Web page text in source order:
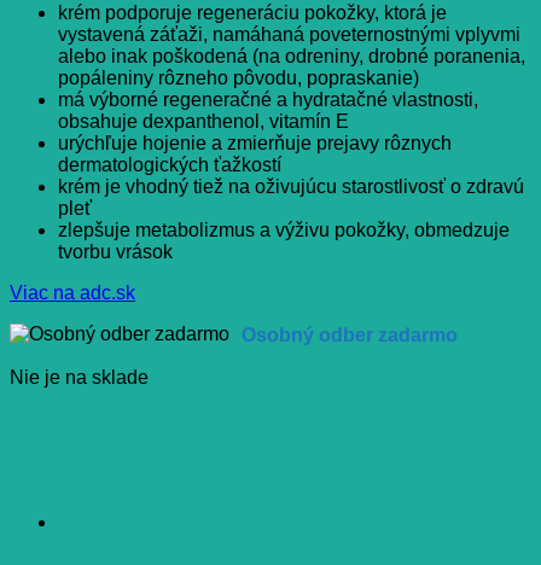
krém podporuje regeneráciu pokožky, ktorá je
vystavená záťaži, namáhaná poveternostnými vplyvmi
alebo inak poškodená (na odreniny, drobné poranenia,
popáleniny rôzneho pôvodu, popraskanie)
má výborné regeneračné a hydratačné vlastnosti,
obsahuje dexpanthenol, vitamín E
urýchľuje hojenie a zmierňuje prejavy rôznych
dermatologických ťažkostí
krém je vhodný tiež na oživujúcu starostlivosť o zdravú
pleť
zlepšuje metabolizmus a výživu pokožky, obmedzuje
tvorbu vrások
Viac na adc.sk
Osobný odber zadarmo
Nie je na sklade